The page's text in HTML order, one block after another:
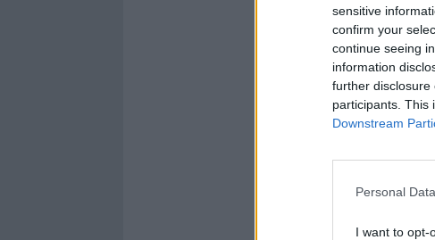
sensitive
confirm your
continue seeing
information
further disclosure
participants. This
Downstream
Personal
I want to opt-
di